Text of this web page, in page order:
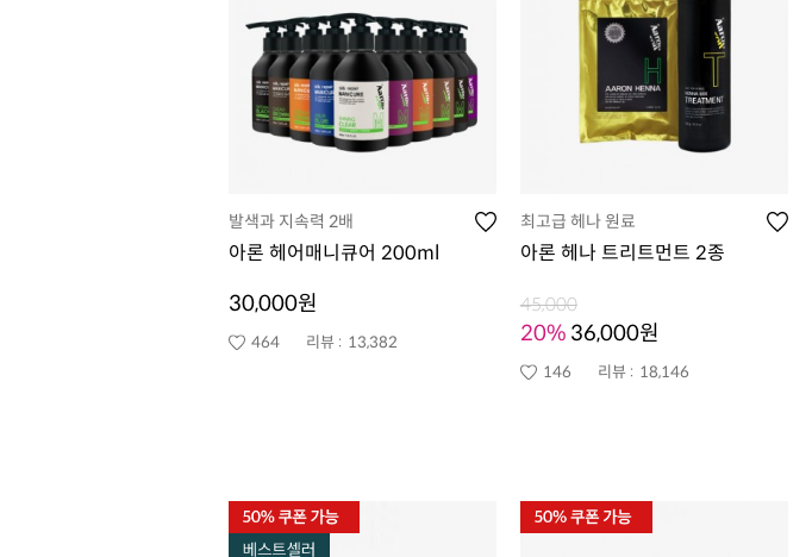
발색과 지속력 2배
아론 헤어매니큐어 200ml
30,000원
464 리뷰 : 13,382
최고급 헤나 원료
아론 헤나 트리트먼트 2종
45,000
20% 36,000원
146 리뷰 : 18,146